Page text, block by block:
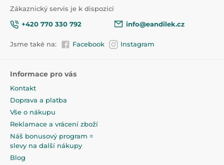
Zákaznický servis je k dispozici
+420 770 330 792
info@eandilek.cz
Jsme také na: Facebook Instagram
Informace pro vás
Kontakt
Doprava a platba
Vše o nákupu
Reklamace a vrácení zboží
Náš bonusový program =
slevy na další nákupy
Blog